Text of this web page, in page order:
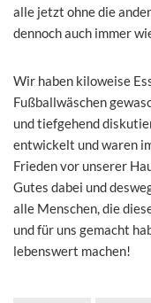
alle jetzt ohne die
dennoch auch immer
Wir haben kiloweise
Fußballwäschen
und tiefgehend
entwickelt und waren
Frieden vor unserer
Gutes dabei und
alle Menschen, die
und für uns gemacht
lebenswert machen!